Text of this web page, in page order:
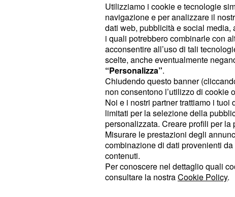
L'interesse degli inglesi potrebbe
anche per la Juventus. I bianconeri,
tempo due profili del Tottenham:
GuglielmoVicario.
Il primo
idealequalora AndreaCambiaso
, mentre il portiere
Utilizziamo i cookie e tecnologie
navigazione e per analizzare il
dati web, pubblicità e social media,
i quali potrebbero combinarle con
acconsentire all’uso di tali
scelte, anche eventualmente
“Personalizza”.
Chiudendo questo banner
non consentono l’utilizzo di cookie
Noi e i nostri partner trattiamo i
limitati per la selezione della
personalizzata. Creare profili per
Misurare le prestazioni degli
combinazione di dati provenienti
contenuti.
Per conoscere nel dettaglio quali
consultare la nostraCookie Policy.